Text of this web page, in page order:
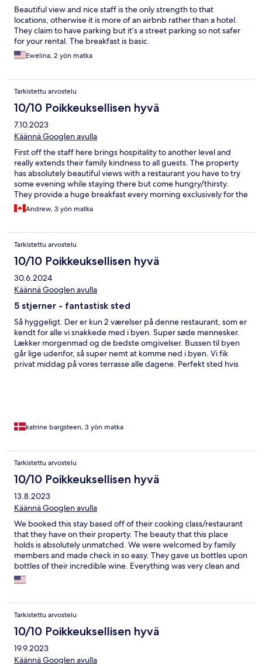
Beautiful view and nice staff is the only strength to that
locations, otherwise it is more of an airbnb rather than a hotel.
They claim to have parking but it’s a street parking so not safer
for your rental. The breakfast is basic.
Ewelina, 2 yön matka
Tarkistettu arvostelu
10/10 Poikkeuksellisen hyvä
7.10.2023
Käännä Googlen avulla
First off the staff here brings hospitality to another level and
really extends their family kindness to all guests. The property
has absolutely beautiful views with a restaurant you have to try
some evening while staying there but come hungry/thirsty.
They provide a huge breakfast every morning exclusively for the
guests. The private spaces were greatly appreciated as Positano
can feel a bit overwhelming with the number of tourists. Overall
Andrew, 3 yön matka
Tarkistettu arvostelu
10/10 Poikkeuksellisen hyvä
30.6.2024
Käännä Googlen avulla
5 stjerner - fantastisk sted
Så hyggeligt. Der er kun 2 værelser på denne restaurant, som er
kendt for alle vi snakkede med i byen. Super søde mennesker.
Lækker morgenmad og de bedste omgivelser. Bussen til byen
går lige udenfor, så super nemt at komme ned i byen. Vi fik
privat middag på vores terrasse alle dagene. Perfekt sted hvis
katrine bargsteen, 3 yön matka
Tarkistettu arvostelu
10/10 Poikkeuksellisen hyvä
13.8.2023
Käännä Googlen avulla
We booked this stay based off of their cooking class/restaurant
that they have on their property. The beauty that this place
holds is absolutely unmatched. We were welcomed by family
members and made check in so easy. They gave us bottles upon
bottles of their incredible wine. Everything was very clean and
everything you needed was there. They invited us up every
morning for a beautiful breakfast, cooked special for us by the
will absolutely be back!
Tarkistettu arvostelu
10/10 Poikkeuksellisen hyvä
19.9.2023
Käännä Googlen avulla